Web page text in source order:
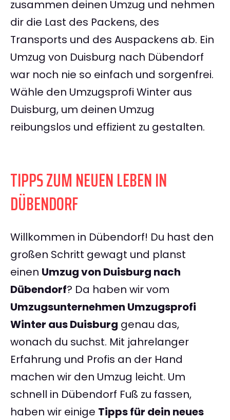
zusammen deinen Umzug und nehmen
dir die Last des Packens, des
Transports und des Auspackens ab. Ein
Umzug von Duisburg nach Dübendorf
war noch nie so einfach und sorgenfrei.
Wähle den Umzugsprofi Winter aus
Duisburg, um deinen Umzug
reibungslos und effizient zu gestalten.
TIPPS ZUM NEUEN LEBEN IN
DÜBENDORF
Willkommen in Dübendorf! Du hast den
großen Schritt gewagt und planst
einen Umzug von Duisburg nach
Dübendorf? Da haben wir vom
Umzugsunternehmen Umzugsprofi
Winter aus Duisburg genau das,
wonach du suchst. Mit jahrelanger
Erfahrung und Profis an der Hand
machen wir den Umzug leicht. Um
schnell in Dübendorf Fuß zu fassen,
haben wir einige Tipps für dein neues